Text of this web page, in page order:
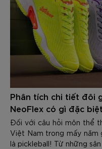
Phân tích chi tiết đôi
NeoFlex có gì đặc
Đối với câu hỏi môn thể
Việt Nam trong mấy năm
là pickleball! Từ những